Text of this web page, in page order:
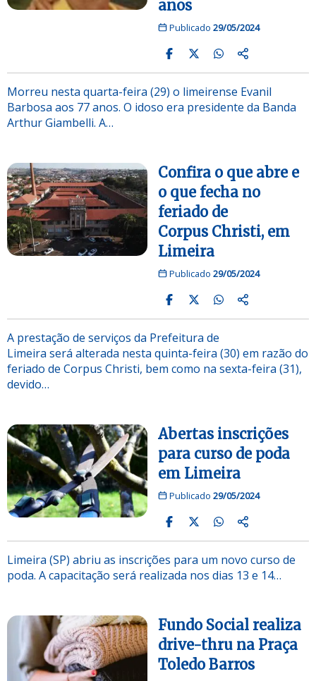
anos
Publicado 29/05/2024
Morreu nesta quarta-feira (29) o limeirense Evanil
Barbosa aos 77 anos. O idoso era presidente da Banda
Arthur Giambelli. A…
Confira o que abre e
o que fecha no
feriado de
Corpus Christi, em
Limeira
Publicado 29/05/2024
A prestação de serviços da Prefeitura de
Limeira será alterada nesta quinta-feira (30) em razão do
feriado de Corpus Christi, bem como na sexta-feira (31),
devido…
Abertas inscrições
para curso de poda
em Limeira
Publicado 29/05/2024
Limeira (SP) abriu as inscrições para um novo curso de
poda. A capacitação será realizada nos dias 13 e 14…
Fundo Social realiza
drive-thru na Praça
Toledo Barros